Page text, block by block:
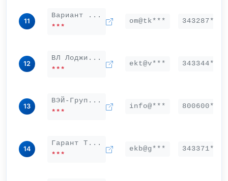
11
Вариант ...
***
om@tk*** 343287***
12
ВЛ Лоджи...
***
ekt@v*** 343344***
13
ВЭЙ-Груп...
***
info@*** 800600***
14
Гарант Т...
***
ekb@g*** 343371***